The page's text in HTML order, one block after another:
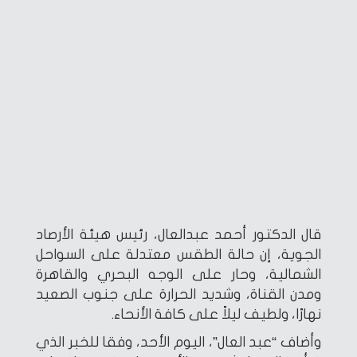
قال الدكتور أحمد عبدالعال، رئيس هيئة الأرصاد
الجوية، إن حالة الطقس معتدلة على السواحل
الشمالية، وحار على الوجه البحري والقاهرة
ومدن القناة، وشديد الحرارة على جنوب الصعيد
نهارًا، ولطيف ليلاً على كافة الأنحاء.
وأضاف “عبد العال”، اليوم الأحد، وفقا للخبر الذي